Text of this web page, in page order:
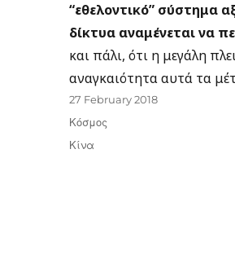
“εθελοντικό” σύστημα
δίκτυα αναμένεται να
και πάλι, ότι η μεγάλη
αναγκαιότητα αυτά τα
Posted
on
27 February 2018
Categories
Κόσμος
Tags
Κίνα